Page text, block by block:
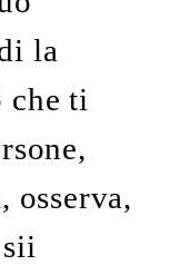
la
che ti
osserva,